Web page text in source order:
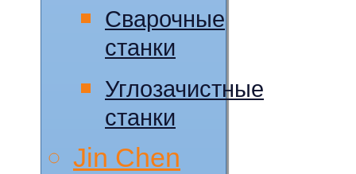
Сварочные
станки
Углозачистные
станки
Jin Chen